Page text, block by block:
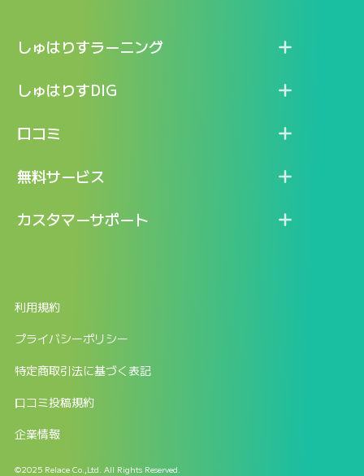
しゅはりすラーニング
特長
料金
新着情報
ログイン
しゅはりすDIG
記事一覧
口コミ
口コミ一覧
無料サービス
LINEで『Iパス ならし学習』
カスタマーサポート
返金申請フォーム
利用規約
プライバシーポリシー
特定商取引法に基づく表記
口コミ投稿規約
企業情報
©2025 Relace Co.,Ltd. All Rights Reserved.